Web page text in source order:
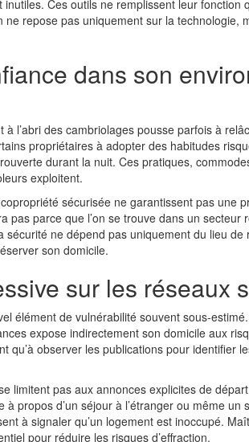
Ces outils ne remplissent leur fonction
repose pas uniquement sur la technologie,
dans son
à l’abri des cambriolages pousse parfois à
propriétaires à adopter des habitudes
durant la nuit. Ces pratiques,
exploitent.
sécurisée ne garantissent pas une
pas parce que l’on se trouve dans un secteur
ne dépend pas uniquement du lieu
son domicile.
sur les réseaux
élément de vulnérabilité souvent sous-
expose indirectement son domicile aux
qu’à observer les publications pour identifier
limitent pas aux annonces explicites de
propos d’un séjour à l’étranger ou même un
à signaler qu’un logement est inoccupé.
pour réduire les risques d’effraction.